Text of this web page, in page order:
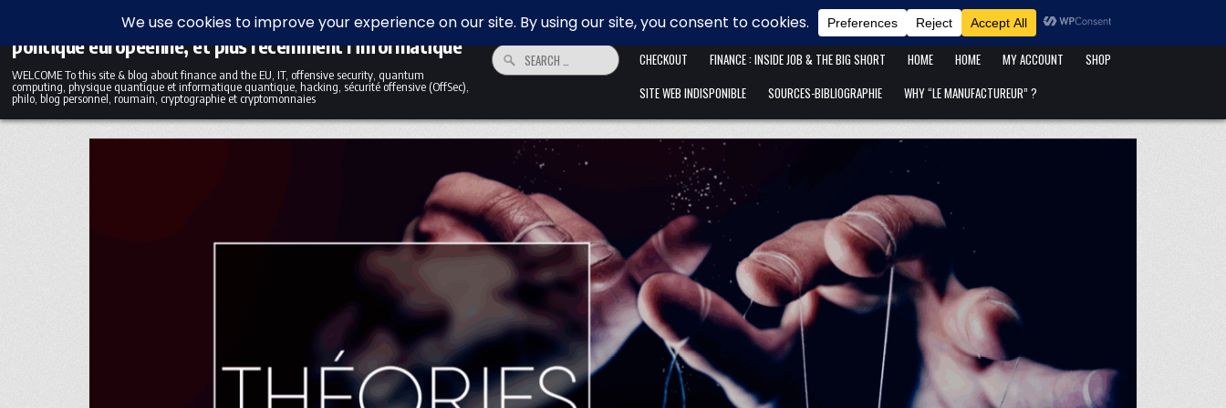
Blog bilingue (FR-EN) sur la finance, l'économie et la
politique européenne, et plus récemment l'informatique
WELCOME To this site & blog about finance and the EU, IT, offensive security, quantum
computing, physique quantique et informatique quantique, hacking, sécurité offensive (OffSec),
philo, blog personnel, roumain, cryptographie et cryptomonnaies
Search for:
HOME ALLER ANFANG IST SCHWER. ANFANG IST ANFANG ! BLOG CART
CATÉGORIES DE PUBLICATIONS
CHECKOUT
FINANCE : INSIDE JOB & THE BIG SHORT HOME HOME MY ACCOUNT
SHOP
SITE WEB INDISPONIBLE
SOURCES-BIBLIOGRAPHIE WHY “LE MANUFACTUREUR” ?